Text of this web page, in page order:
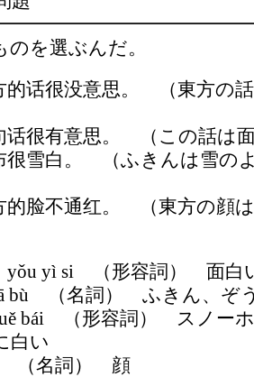
のを選ぶんだ。
的话很没意思。 （東方の
话很有意思。 （この話は
很雪白。 （ふきんは雪の
的脸不通红。 （東方の顔
yì si （形容詞） 面白
bù （名詞） ふきん、ぞ
bái （形容詞） スノーホ
白い
（名詞） 顔